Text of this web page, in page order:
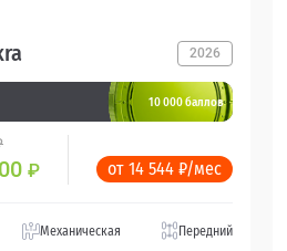
2026
10 000 баллов
₽ от 14 544 ₽/мес
Механическая Передний